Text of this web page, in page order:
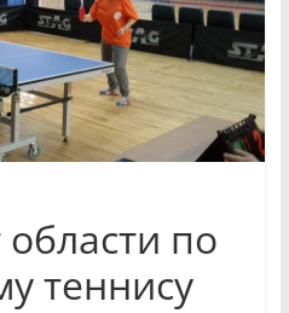
по
теннису